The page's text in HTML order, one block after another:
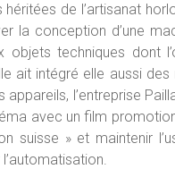
de l’artisanat
la conception d’une
techniques dont
ait intégré elle aussi
l’entreprise
avec un film
suisse » et maintenir